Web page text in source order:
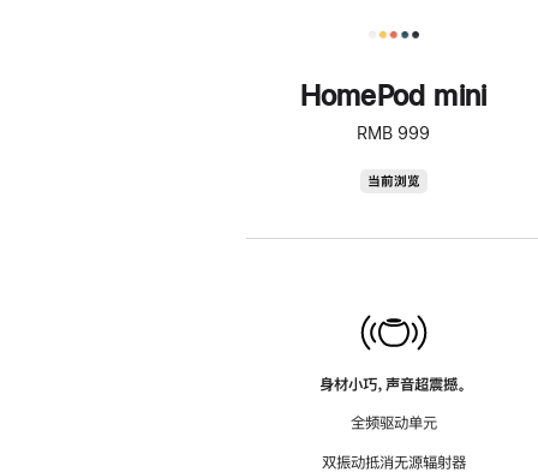
HomePod mini
RMB 999
当前浏览
身材小巧，声音超震撼。
全频驱动单元
双振动抵消无源辐射器